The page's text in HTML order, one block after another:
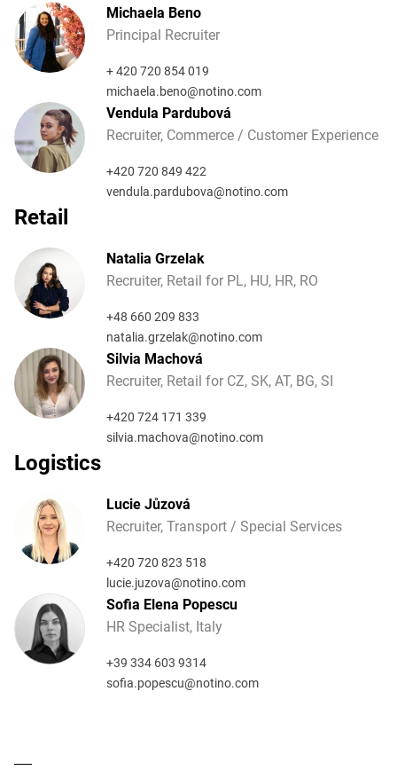
Michaela Beno
Principal Recruiter
+ 420 720 854 019
michaela.beno@notino.com
Vendula Pardubová
Recruiter, Commerce / Customer Experience
+420 720 849 422
vendula.pardubova@notino.com
Retail
Natalia Grzelak
Recruiter, Retail for PL, HU, HR, RO
+48 660 209 833
natalia.grzelak@notino.com
Silvia Machová
Recruiter, Retail for CZ, SK, AT, BG, SI
+420 724 171 339
silvia.machova@notino.com
Logistics
Lucie Jůzová
Recruiter, Transport / Special Services
+420 720 823 518
lucie.juzova@notino.com
Sofia Elena Popescu
HR Specialist, Italy
+39 334 603 9314
sofia.popescu@notino.com